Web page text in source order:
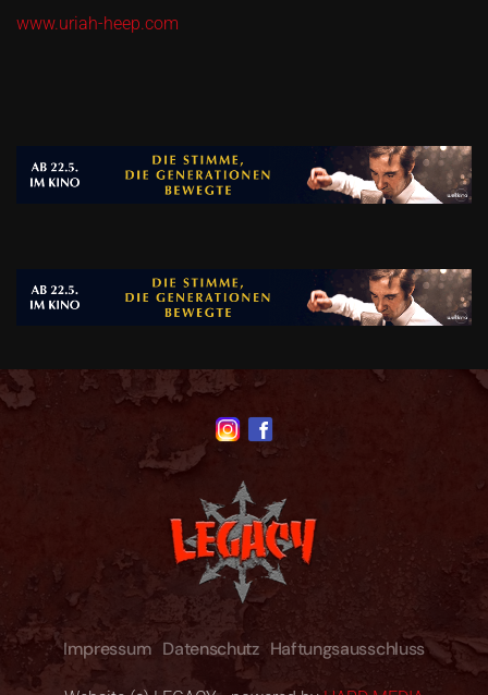
www.uriah-heep.com
Impressum Datenschutz Haftungsausschluss